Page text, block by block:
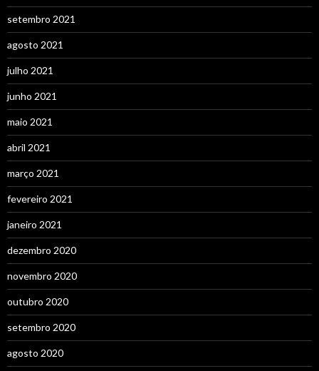
setembro 2021
agosto 2021
julho 2021
junho 2021
maio 2021
abril 2021
março 2021
fevereiro 2021
janeiro 2021
dezembro 2020
novembro 2020
outubro 2020
setembro 2020
agosto 2020